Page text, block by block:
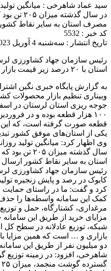
سید عماد شاهرخی : میانگین
مصرف استان به سایر نقاط
کد خبر : 5532
تاریخ انتشار : سه‌شنبه 4 آوریل 2023 - 19:34
رئیس سازمان جهاد کشاورزی
استان با ۲۰ درصد زیر قیمت بازار خبر داد.
به گزارش پایگاه خبری نگین
وبیناری تنظیم بازار محصولات
جوجه ریزی استان لرستان در
قطعه صورت گرفته است، که این
یکی از استان‌های موفق کشور
وی اظهار کرد: میانگین تولید
استان به سایر نقاط کشور
رئیس سازمان جهاد کشاورزی
کابوک در رصد و پایش زنجیره
کرد و گفت: ما در راستای حمایت
کمک این سامانه واسطه‌ها را حذف
مرغداری، کشتارگاه، حمل و
مزایای خرید از طریق این
شبکه، توزیع عادلانه در سطح
بازاری و … است که همین مزایا
دو میلیون نفر از طریق این
شاهرخی، افزود: در زمینه توزیع